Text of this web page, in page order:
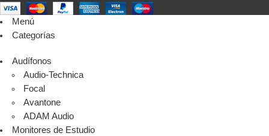
Menú
Categorías
Audífonos
Audio-Technica
Focal
Avantone
ADAM Audio
Monitores de Estudio